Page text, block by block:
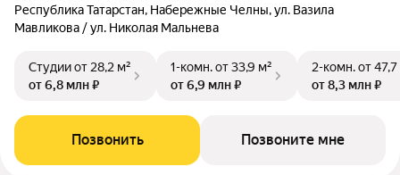
Республика Татарстан, Набережные Челны, ул. Вазила
Мавликова / ул. Николая Мальнева
Студииот 28,2 м²
от 6,8 млн ₽
1-комн.от 33,9 м²
от 6,9 млн ₽
2-комн.от
от 8,3 млн ₽
Позвонить Позвоните мне